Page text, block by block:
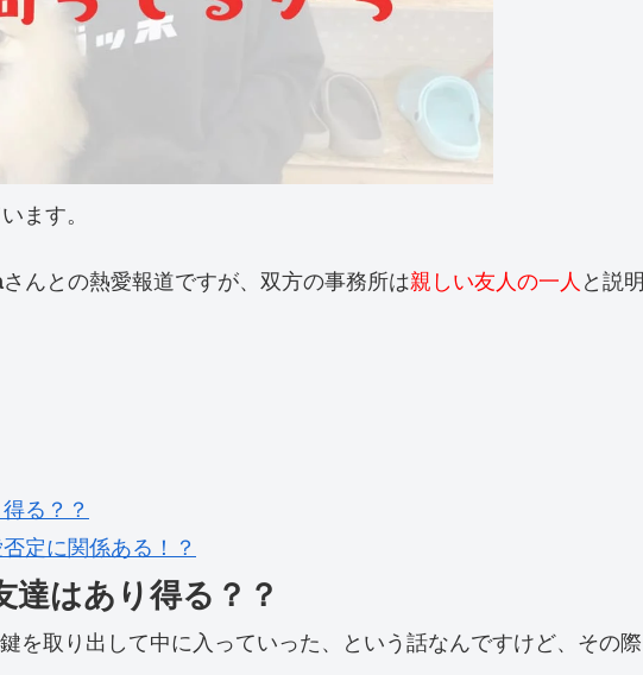
ます。
さんとの熱愛報道ですが、双方の事務所は親しい友人の一人 と説
る？？
定に関係ある！？
達はあり得る？？
を取り出して中に入っていった、という話なんですけど、その